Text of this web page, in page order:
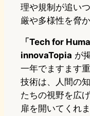
理や規制が追い
厳や多様性を脅
「Tech for
innovaTopia が
一年でますます
技術は、人間の
たちの視野を広
扉を開いてくれ